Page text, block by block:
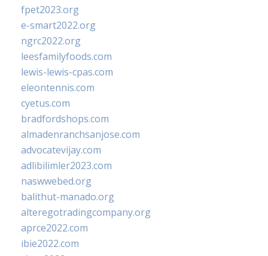
fpet2023.org
e-smart2022.org
ngrc2022.org
leesfamilyfoods.com
lewis-lewis-cpas.com
eleontennis.com
cyetus.com
bradfordshops.com
almadenranchsanjose.com
advocatevijay.com
adlibilimler2023.com
naswwebed.org
balithut-manado.org
alteregotradingcompany.org
aprce2022.com
ibie2022.com